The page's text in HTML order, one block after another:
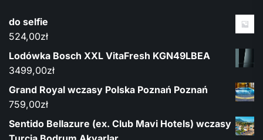
do selfie
524,00zł
Lodówka Bosch XXL VitaFresh KGN49LBEA
3499,00zł
Grand Royal wczasy Polska Poznań Poznań
759,00zł
Sentido Bellazure (ex. Club Mavi Hotels) wczasy